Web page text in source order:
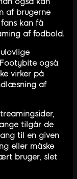
af brugerne
kan få
af fodbold.
også
virker på
af
tilgår de
til en given
eller måske
bruger, slet